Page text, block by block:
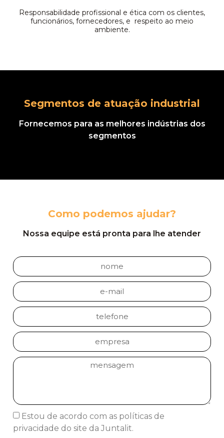
Responsabilidade profissional e ética com os clientes,
funcionários, fornecedores, e respeito ao meio
ambiente.
Segmentos de atuação industrial
Fornecemos para as melhores indústrias dos
segmentos
Como podemos ajudar?
Nossa equipe está pronta para lhe atender
Estou de acordo com as políticas de
privacidade do site da Juntalit.